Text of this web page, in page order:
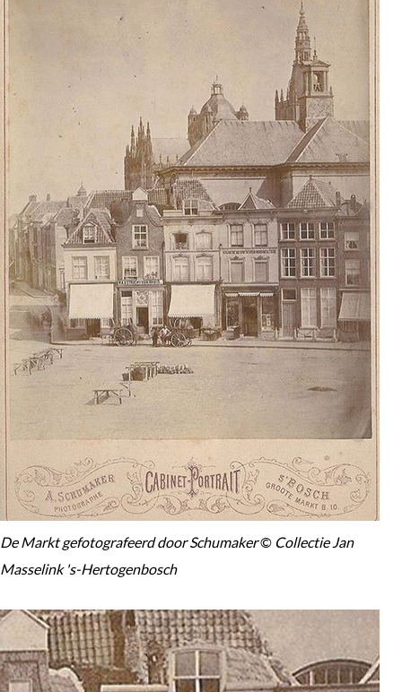
De Markt gefotografeerd door Schumaker© Collectie Jan
Masselink 's-Hertogenbosch